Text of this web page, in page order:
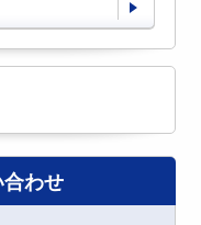
合わせ